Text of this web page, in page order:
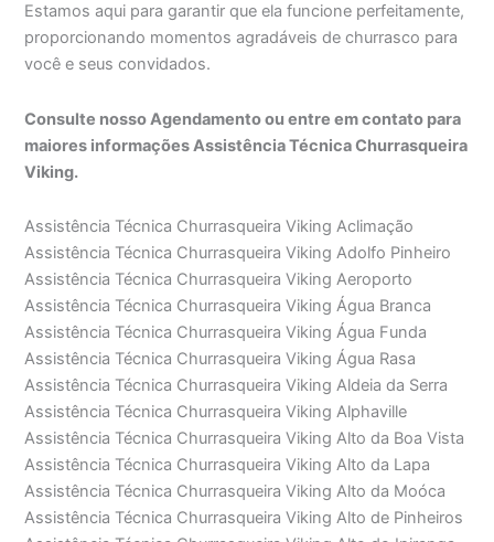
Estamos aqui para garantir que ela funcione perfeitamente,
proporcionando momentos agradáveis de churrasco para
você e seus convidados.
Consulte nosso Agendamento ou entre em contato para
maiores informações Assistência Técnica Churrasqueira
Viking.
Assistência Técnica Churrasqueira Viking Aclimação
Assistência Técnica Churrasqueira Viking Adolfo Pinheiro
Assistência Técnica Churrasqueira Viking Aeroporto
Assistência Técnica Churrasqueira Viking Água Branca
Assistência Técnica Churrasqueira Viking Água Funda
Assistência Técnica Churrasqueira Viking Água Rasa
Assistência Técnica Churrasqueira Viking Aldeia da Serra
Assistência Técnica Churrasqueira Viking Alphaville
Assistência Técnica Churrasqueira Viking Alto da Boa Vista
Assistência Técnica Churrasqueira Viking Alto da Lapa
Assistência Técnica Churrasqueira Viking Alto da Moóca
Assistência Técnica Churrasqueira Viking Alto de Pinheiros